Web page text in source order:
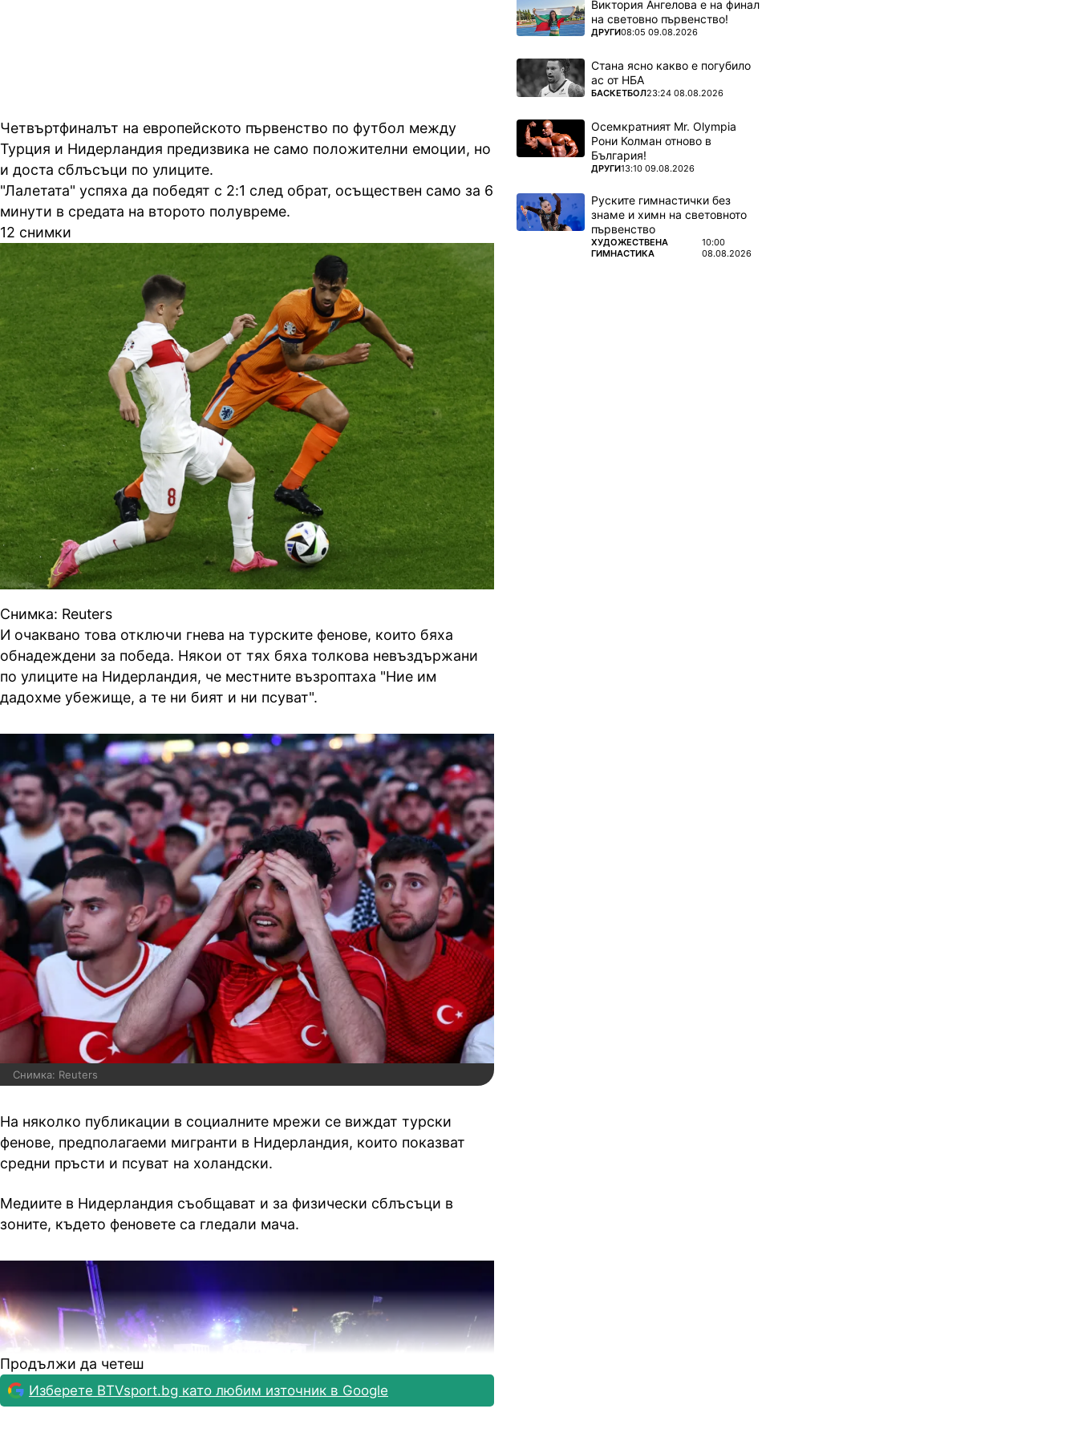
Четвъртфиналът на европейското първенство по футбол между
Турция и Нидерландия предизвика не само положителни емоции, но
и доста сблъсъци по улиците.
"Лалетата" успяха да победят с 2:1 след обрат, осъществен само за 6
минути в средата на второто полувреме.
12 снимки
Снимка: Reuters
И очаквано това отключи гнева на турските фенове, които бяха
обнадеждени за победа. Някои от тях бяха толкова невъздържани
по улиците на Нидерландия, че местните възроптаха "Ние им
дадохме убежище, а те ни бият и ни псуват".
Снимка: Reuters
На няколко публикации в социалните мрежи се виждат турски
фенове, предполагаеми мигранти в Нидерландия, които показват
средни пръсти и псуват на холандски.
Медиите в Нидерландия съобщават и за физически сблъсъци в
зоните, където феновете са гледали мача.
Продължи да четеш
Изберете BTVsport.bg като любим източник в Google
Виктория Ангелова е на финал
на световно първенство!
ПОВЕЧЕ ОТ
ДРУГИ08:05 09.08.2026
Стана ясно какво е погубило
ас от НБА
ПОВЕЧЕ ОТ
БАСКЕТБОЛ23:24 08.08.2026
Осемкратният Mr. Olympia
Рони Колман отново в
България!
ПОВЕЧЕ ОТ
ДРУГИ13:10 09.08.2026
Руските гимнастички без
знаме и химн на световното
първенство
ПОВЕЧЕ ОТ
ХУДОЖЕСТВЕНА
ГИМНАСТИКА
10:00
08.08.2026